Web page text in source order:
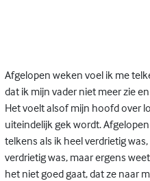
Afgelopen weken voel ik me
dat ik mijn vader niet meer zie
Het voelt alsof mijn hoofd over
uiteindelijk gek wordt.
telkens als ik heel verdrietig
verdrietig was, maar ergens
het niet goed gaat, dat ze naar